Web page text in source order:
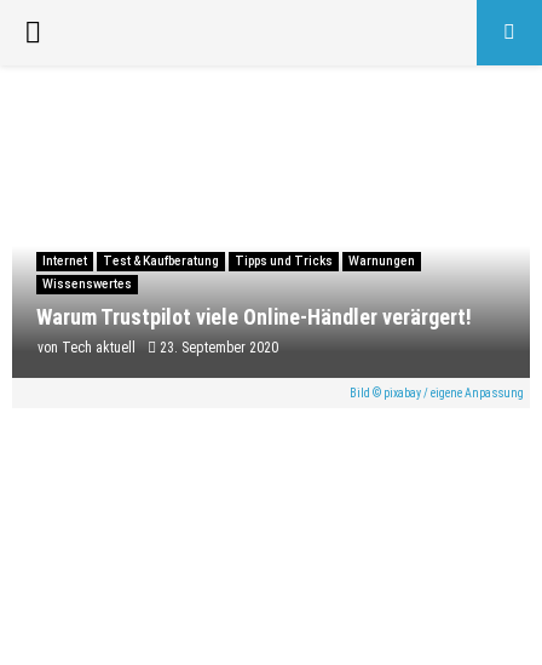
PRIMARY
Internet Test & Kaufberatung Tipps und Tricks
Warnungen
Wissenswertes
Warum Trustpilot viele Online-Händler verärgert!
von Tech aktuell 23. September 2020
Bild © pixabay / eigene Anpassung